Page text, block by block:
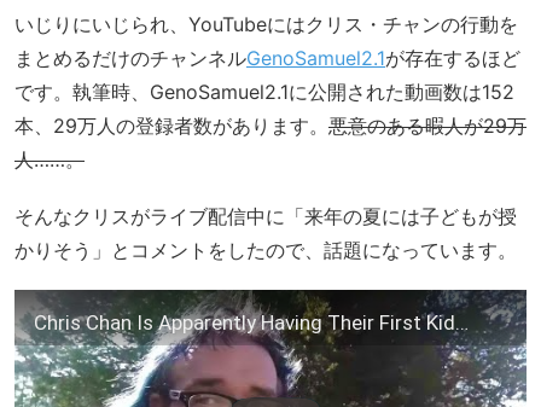
いじりにいじられ、YouTubeにはクリス・チャンの行動を
まとめるだけのチャンネルGenoSamuel2.1が存在するほど
です。執筆時、GenoSamuel2.1に公開された動画数は152
本、29万人の登録者数があります。 悪意のある暇人が29万
人……。
そんなクリスがライブ配信中に「来年の夏には子どもが授
かりそう」とコメントをしたので、話題になっています。
Chris Chan Is Apparently Having Their First Kid…